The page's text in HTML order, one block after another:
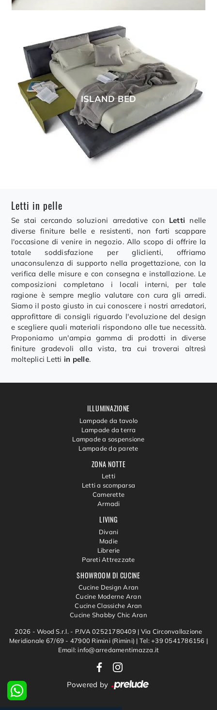
ISLAND BED
Letti in pelle
Se stai cercando soluzioni arredative con Letti nelle
diverse finiture belle e resistenti, non farti scappare
l'occasione di venire in negozio. Allo scopo di offrire la
totale soddisfazione per gliclienti, offriamo
unaconsulenza di supporto nella progettazione, con la
verifica delle misure e con consegna e installazione. Le
composizioni completano i locali interni, per tale
ragione è sempre meglio valutare con cura gli arredi.
Siamo il posto giusto in cui conoscere i nostri arredatori,
approfittare di consigli riguardo l'evoluzione del design
e scegliere quali materiali rispondono alle tue necessità.
Proponiamo un'ampia gamma di prodotti in diverse
finiture gradevoli alla vista, tra cui troverai altresì
molteplici Letti in pelle.
SHOWROOM DI CUCINE
Cucine Design Aran
Cucine Moderne Aran
Cucine Classiche Aran
Cucine Shabby Chic Aran
LIVING
Divani
Madie
Librerie
Pareti Attrezzate
ZONA NOTTE
Letti
Letti a scomparsa
Camerette
Armadi
ILLUMINAZIONE
Lampade da tavolo
Lampade da terra
Lampade a sospensione
Lampade da parete
2026 - Wood S.r.l. - P.IVA 02521780409 | Via Circonvallazione
Meridionale 67/69 - 47900 Rimini (Rimini) | Tel: +39 0541786156 |
Email: info@arredamentimazza.it
Powered by